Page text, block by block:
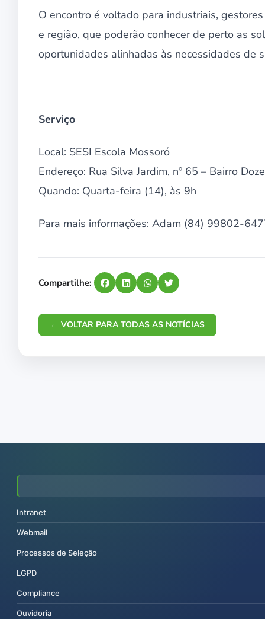
O encontro é voltado para industriais,
e região, que poderão conhecer de perto as
oportunidades alinhadas às necessidades de
Serviço
Local: SESI Escola Mossoró
Endereço: Rua Silva Jardim, nº 65 – Bairro
Quando: Quarta-feira (14), às 9h
Para mais informações: Adam (84) 99802-
Compartilhe:
← VOLTAR PARA TODAS AS NOTÍCIAS
Intranet
Webmail
Processos de Seleção
LGPD
Compliance
Ouvidoria